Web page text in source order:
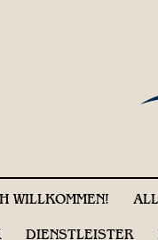
WILLKOMMEN!
DIENSTLEISTER